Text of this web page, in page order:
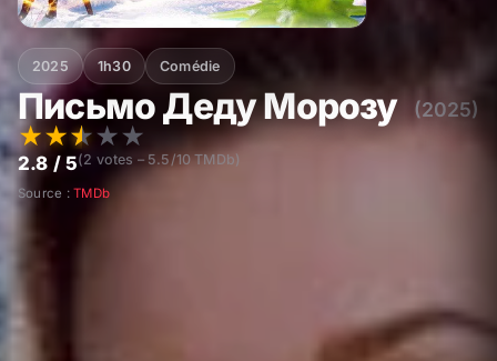
2025 1h30 Comédie
Письмо Деду Морозу (2025)
★★★★★
2.8 / 5(2 votes – 5.5/10 TMDb)
Source :TMDb